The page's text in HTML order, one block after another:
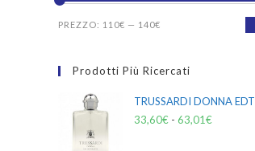
PREZZO: 110€ — 140€
Prodotti Più Ricercati
TRUSSARDI DONNA EDT
33,60€ - 63,01€